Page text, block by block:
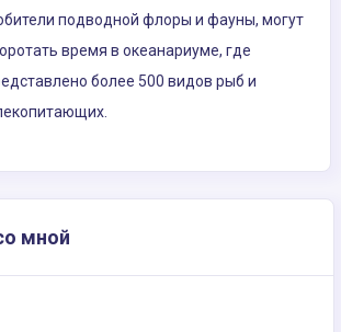
подводной флоры и фауны, могут
время в океанариуме, где
более 500 видов рыб и
мной